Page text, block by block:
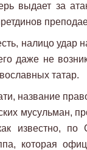
выдает за
налицо удар
даже не
татар.
название
мусульман,
известно, по
которая